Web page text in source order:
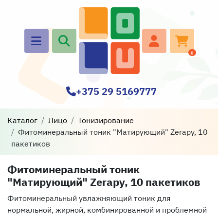
0
+375 29 5169777
Каталог Лицо
Тонизирование
Фитоминеральный тоник "Матирующий" Zerapy, 10
пакетиков
Фитоминеральный тоник
"Матирующий" Zerapy, 10 пакетиков
Фитоминеральный увлажняющий тоник для
нормальной, жирной, комбинированной и проблемной